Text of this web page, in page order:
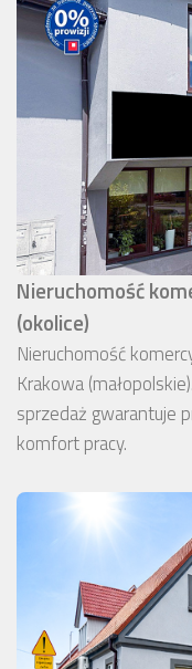
Nieruchomość
(okolice)
Nieruchomość
Krakowa
sprzedaż gwarantuje
komfort pracy.